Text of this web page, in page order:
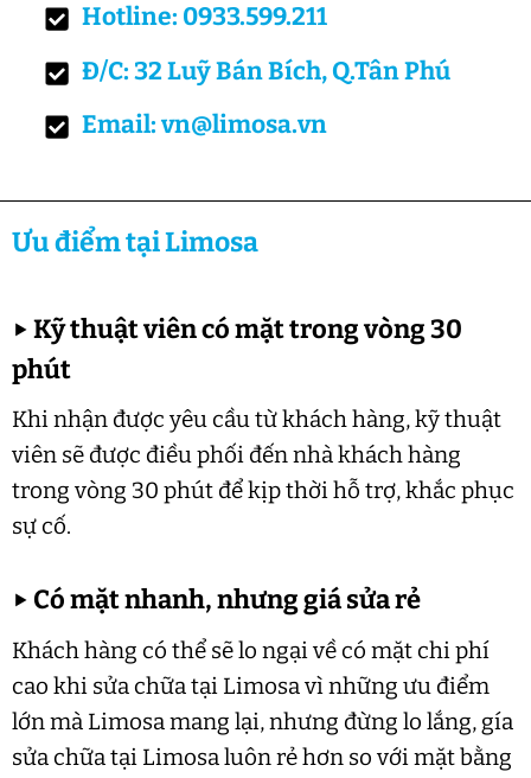
Hotline: 0933.599.211
Đ/C: 32 Luỹ Bán Bích, Q.Tân Phú
Email: vn@limosa.vn
Ưu điểm tại Limosa
▶Kỹ thuật viên có mặt trong vòng 30
phút
Khi nhận được yêu cầu từ khách hàng, kỹ thuật
viên sẽ được điều phối đến nhà khách hàng
trong vòng 30 phút để kịp thời hỗ trợ, khắc phục
sự cố.
▶ Có mặt nhanh, nhưng giá sửa rẻ
Khách hàng có thể sẽ lo ngại về có mặt chi phí
cao khi sửa chữa tại Limosa vì những ưu điểm
lớn mà Limosa mang lại, nhưng đừng lo lắng, gía
sửa chữa tại Limosa luôn rẻ hơn so với mặt bằng